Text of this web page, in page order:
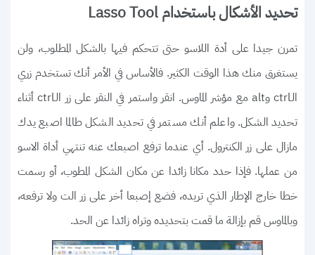
تحديد الأشكال باستخدام Lasso Tool
تمرن جيدا على أدة اللاسو حتى تتحكم فيها بالشكل المطلوب، ولن
يستغرق منك هذا الوقت الكثير. فالأساس في الأمر أنك تستخدم زري
الـctrl وalt مع مؤشر الماوس. انقر واستمر في النقر على زر الـctrl أثناء
تحديد الشكل. واعلم أنك مستمر في تحديد الشكل طالما اصبع يدك
مازال على زر الكنترول. أي عندما ترفع اصبعك عنه تنتهي أداة الاسو
من عملها. فإذا حدد مكانا زائدا عن مكان الشكل المطوب، أو رسمت
خطا خارج الإطار الذي تريده، فضع إصبعا أخر على زر الت ولا ترفعه،
وبالماوس قم بإزالة ما قمت بتحديده وتراه زائدا عن الحد.